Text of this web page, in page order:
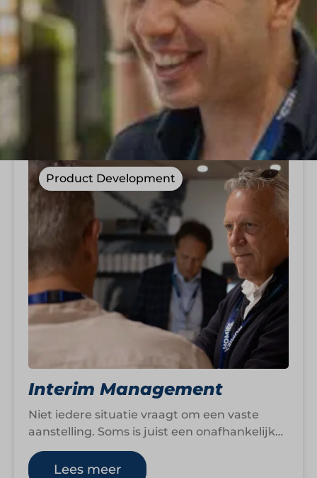
PEOPLE DEVELOPMENT
PROCESS DEVELOPMENT
PRODUCT DEVELOPMENT
Product Development
Interim Management
Niet iedere situatie vraagt om een vaste
aanstelling. Soms is juist een onafhankelijke
en ervaren interim manager nodig om
veranderingen…
Lees meer